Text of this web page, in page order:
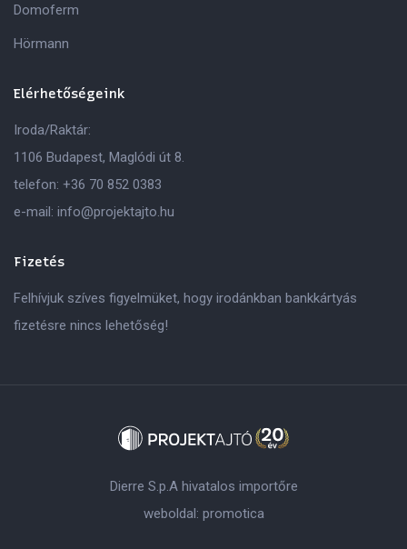
Domoferm
Hörmann
Elérhetőségeink
Iroda/Raktár:
1106 Budapest, Maglódi út 8.
telefon: +36 70 852 0383
e-mail: info@projektajto.hu
Fizetés
Felhívjuk szíves figyelmüket, hogy irodánkban bankkártyás
fizetésre nincs lehetőség!
Dierre S.p.A hivatalos importőre
weboldal: promotica